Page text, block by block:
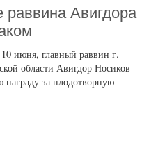
раввина Авигдора
июня, главный раввин г.
области Авигдор Носиков
за плодотворную